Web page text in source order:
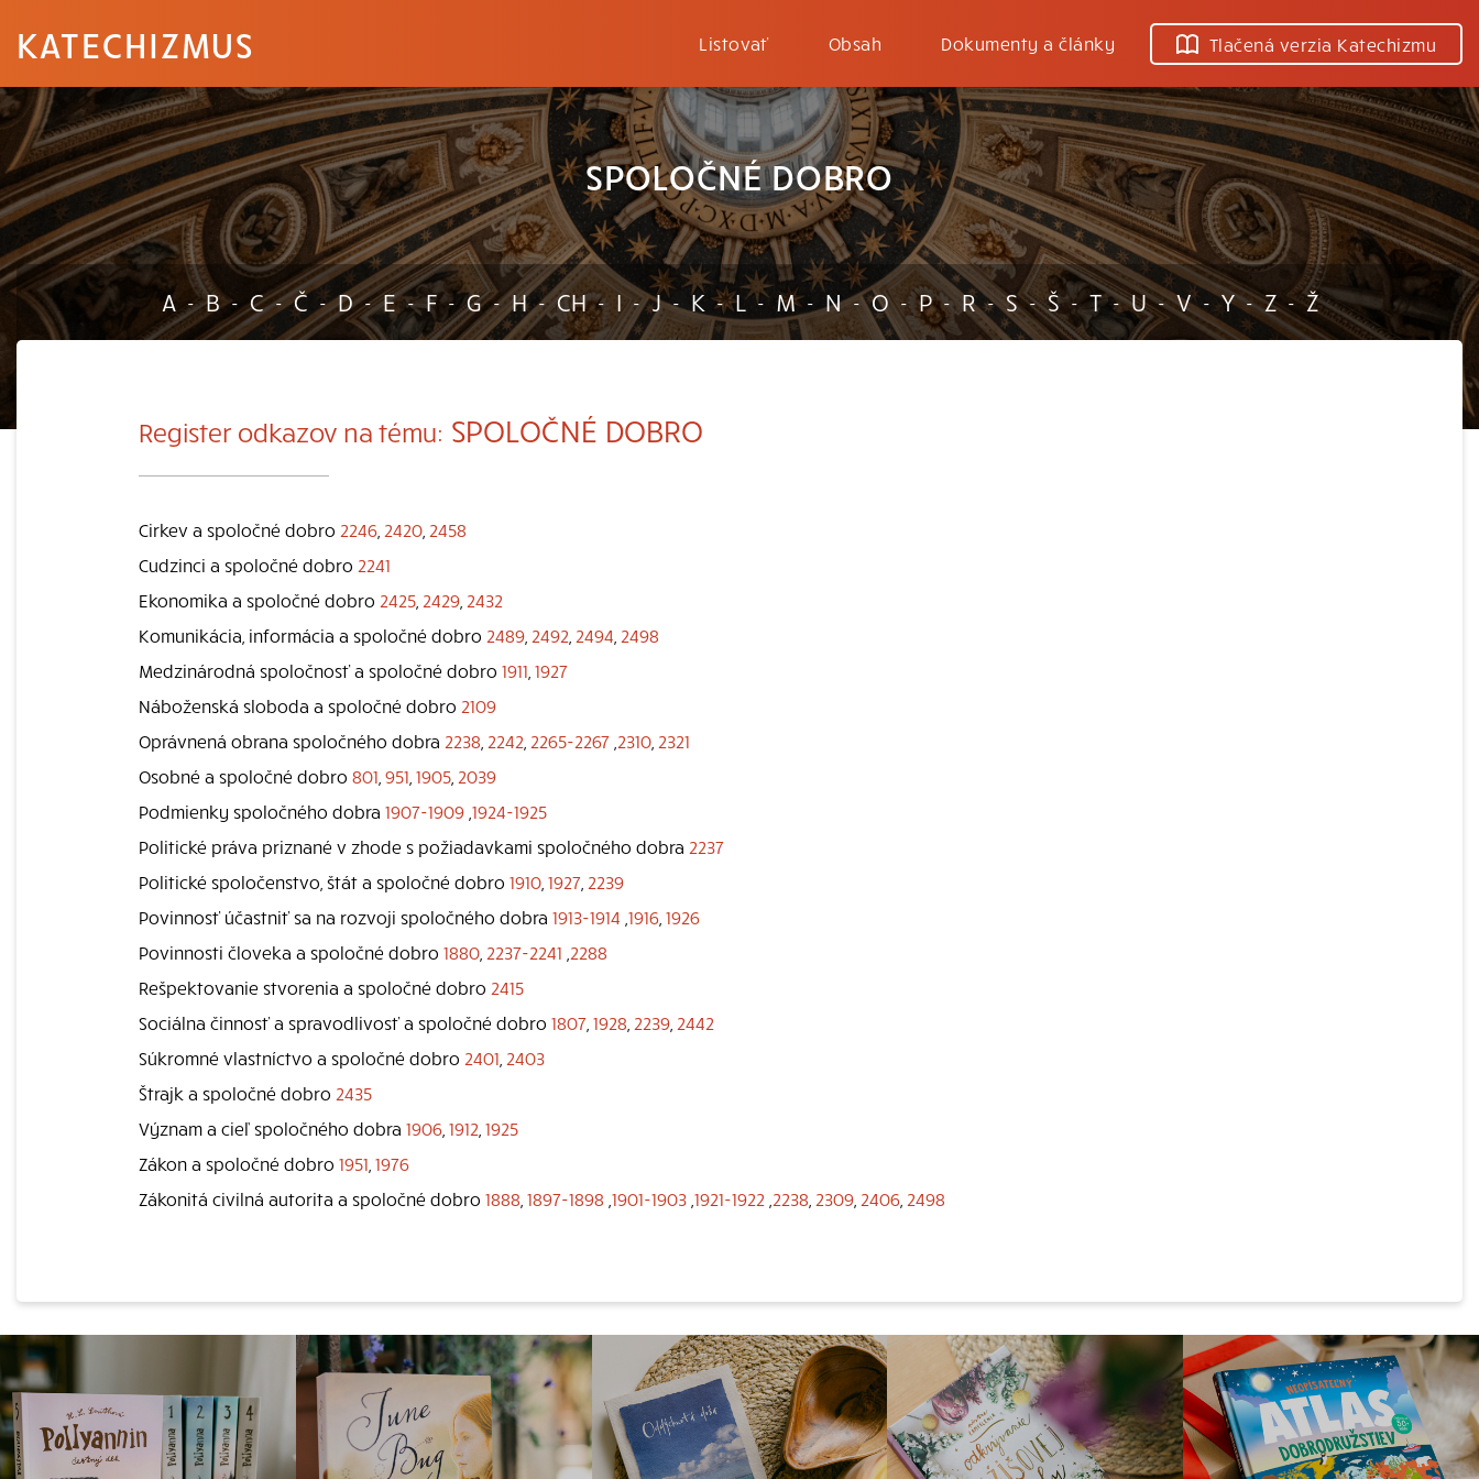
KATECHIZMUS Listovať Obsah Dokumenty a články Tlačená verzia Katechizmu
SPOLOČNÉ DOBRO
A - B - C - Č - D - E - F - G - H - CH - I - J - K - L - M - N - O - P - R - S - Š - T - U - V - Y - Z - Ž
Register odkazov na tému: SPOLOČNÉ DOBRO
Cirkev a spoločné dobro 2246 2420 2458
Cudzinci a spoločné dobro 2241
Ekonomika a spoločné dobro 2425 2429 2432
Komunikácia, informácia a spoločné dobro 2489 2492 2494 2498
Medzinárodná spoločnosť a spoločné dobro 1911 1927
Náboženská sloboda a spoločné dobro 2109
Oprávnená obrana spoločného dobra 2238 2242 2265-2267 2310 2321
Osobné a spoločné dobro 801 951 1905 2039
Podmienky spoločného dobra 1907-1909 1924-1925
Politické práva priznané v zhode s požiadavkami spoločného dobra 2237
Politické spoločenstvo, štát a spoločné dobro 1910 1927 2239
Povinnosť účastniť sa na rozvoji spoločného dobra 1913-1914 1916 1926
Povinnosti človeka a spoločné dobro 1880 2237-2241 2288
Rešpektovanie stvorenia a spoločné dobro 2415
Sociálna činnosť a spravodlivosť a spoločné dobro 1807 1928 2239 2442
Súkromné vlastníctvo a spoločné dobro 2401 2403
Štrajk a spoločné dobro 2435
Význam a cieľ spoločného dobra 1906 1912 1925
Zákon a spoločné dobro 1951 1976
Zákonitá civilná autorita a spoločné dobro 1888 1897-1898 1901-1903 1921-1922 2238 2309 2406 2498